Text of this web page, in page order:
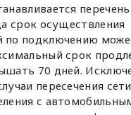
перечень
срок осуществления
по подключению
срок
70 дней.
пересечения сети
с